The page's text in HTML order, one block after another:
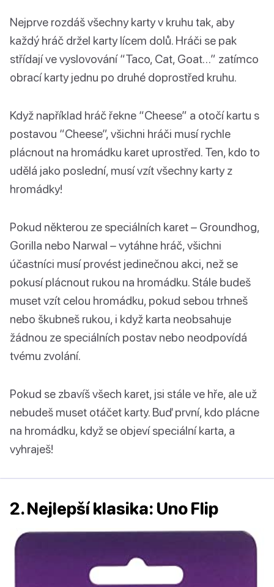
Nejprve rozdáš všechny karty v kruhu tak, aby
každý hráč držel karty lícem dolů. Hráči se pak
střídají ve vyslovování “Taco, Cat, Goat…” zatímco
obrací karty jednu po druhé doprostřed kruhu.
Když například hráč řekne “Cheese” a otočí kartu s
postavou “Cheese”, všichni hráči musí rychle
plácnout na hromádku karet uprostřed. Ten, kdo to
udělá jako poslední, musí vzít všechny karty z
hromádky!
Pokud některou ze speciálních karet – Groundhog,
Gorilla nebo Narwal – vytáhne hráč, všichni
účastníci musí provést jedinečnou akci, než se
pokusí plácnout rukou na hromádku. Stále budeš
muset vzít celou hromádku, pokud sebou trhneš
nebo škubneš rukou, i když karta neobsahuje
žádnou ze speciálních postav nebo neodpovídá
tvému zvolání.
Pokud se zbavíš všech karet, jsi stále ve hře, ale už
nebudeš muset otáčet karty. Buď první, kdo plácne
na hromádku, když se objeví speciální karta, a
vyhraješ!
2. Nejlepší klasika: Uno Flip